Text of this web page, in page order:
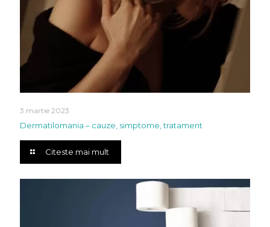
3 martie 2023
Dermatilomania – cauze, simptome, tratament
Citeste mai mult